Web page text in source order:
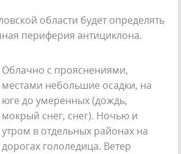
области будет определять
периферия антициклона.
Облачно с прояснениями,
местами небольшие осадки, на
юге до умеренных (дождь,
мокрый снег, снег). Ночью и
утром в отдельных районах на
дорогах гололедица. Ветер